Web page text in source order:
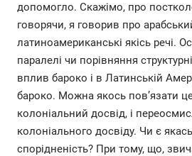
допомогло. Скажімо, про
говорячи, я говорив про
латиноамериканські якісь речі.
паралелі чи порівняння
вплив бароко і в Латинській
бароко. Можна якось пов’язати
колоніальний досвід, і
колоніального досвіду. Чи є
спорідненість? При тому, що,